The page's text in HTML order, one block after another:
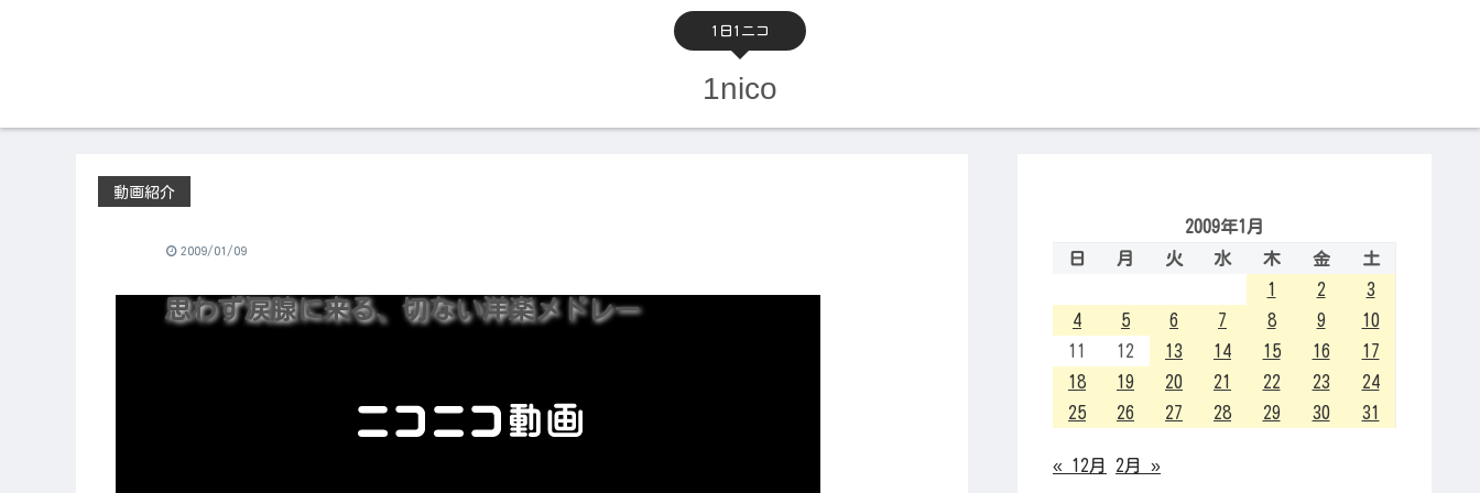
1日1ニコ
1nico
思わず涙腺に来る、切ない洋楽メドレー
動画紹介
2009/01/09
2009年1月
日
月 火 水 木 金
土
1
2
3
4
5 6 7 8 9
10
11
12 13 14 15 16
17
18
19 20 21 22 23
24
25
26 27 28 29 30 31
« 12月 2月 »